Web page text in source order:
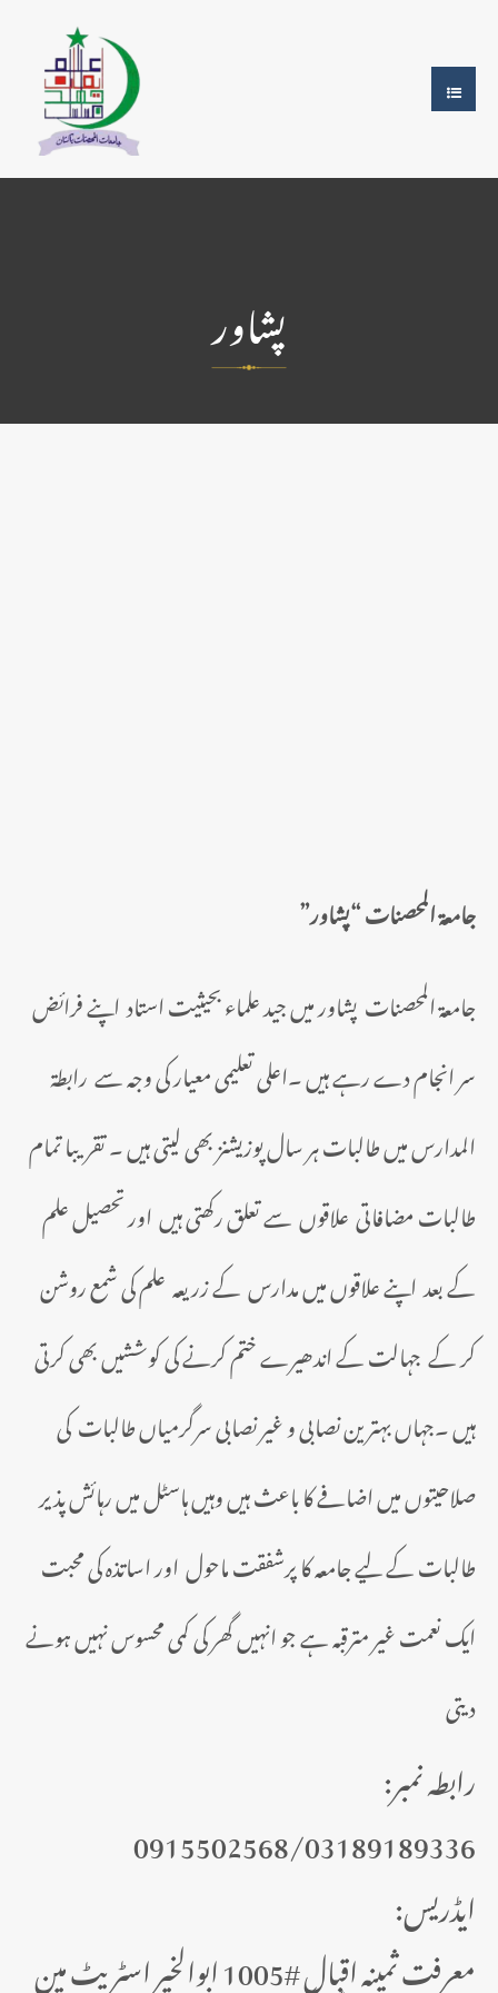
پشاور
جامعۃ المحصنات “پشاور”
جامعۃ المحصنات پشاور میں جید علماء بحیثیت استاد اپنے فرائض
سر انجام دے رہے ہیں ۔اعلی تعلیمی معیار کی وجہ سے رابطۃ
المدارس میں طالبات ہر سال پوزیشنز بھی لیتی ہیں ۔ تقریبا تمام
طالبات مضافاتی علاقوں سے تعلق رکھتی ہیں اور تحصیل علم
کے بعد اپنے علاقوں میں مدارس کے زریعہ علم کی شمع روشن
کر کے جہالت کے اندھیرے ختم کرنے کی کوششیں بھی کرتی
ہیں ۔جہاں بہترین نصابی و غیر نصابی سرگرمیاں طالبات کی
صلاحیتوں میں اضافے کا باعث ہیں وہیں ہاسٹل میں رہائش پذیر
طالبات کے لیے جامعہ کا پرشفقت ماحول اور اساتذہ کی محبت
ایک نعمت غیر مترقبہ ہے جو انہیں گھر کی کمی محسوس نہیں ہونے
دیتی
:رابطہ نمبر
0915502568/03189189336
:ایڈریس
معرفت ثمینہ اقبال #1005 ابوالخیر اسٹریٹ مین